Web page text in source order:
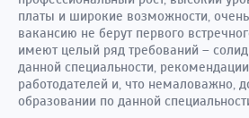
платы и широкие возможности,
вакансию не берут первого
имеют целый ряд требований –
данной специальности,
работодателей и, что немаловажно,
образовании по данной